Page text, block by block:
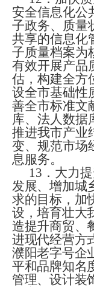
安全信息化公
子政务、质量
共享的信息化
子质量档案为
有效开展产品
估，构建全方
设全市基础性
善全市标准文
库、法人数据
推进我市产业
变、规范市场
息服务。
13 ．大力
发展、增加城
求的目标， 加
设，培育壮大
造提升商贸、
进现代经营方
濮阳老字号企
平和品牌知名
管理、设计装